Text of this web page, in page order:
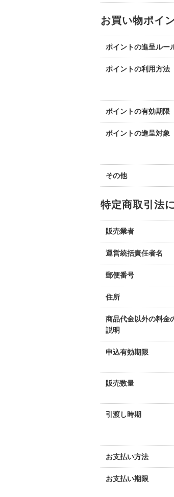
お買い物ポイ
ポイントの進呈ルー
ポイントの利用方法
ポイントの有効期限
ポイントの進呈対象
その他
特定商取引法
販売業者
運営統括責任者名
郵便番号
住所
商品代金以外の料金
説明
申込有効期限
販売数量
引渡し時期
お支払い方法
お支払い期限